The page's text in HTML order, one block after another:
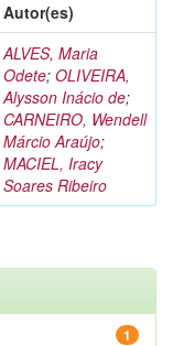
Autor(es)
ALVES, Maria
Odete; OLIVEIRA,
Alysson Inácio de;
CARNEIRO, Wendell
Márcio Araújo;
MACIEL, Iracy
Soares Ribeiro
1